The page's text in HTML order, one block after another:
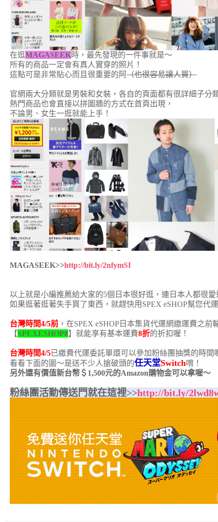
在逛MAGASEEK時，最先發現的一件事就是～
所有的商品一定會有真人實穿的照片！
這點可是非常貼心而且很重要的阿 （也很容易讓人買）
官網兩大分類就是男裝和女裝，各自的頁面都有很詳細子分
熱門商品也會直接以拼圖牆的方式在首頁出現，
不論男、女生一逛就能上手！
MAGASEEK>>http://bit.ly/2nfymSI
以上就是小編推薦給大家的5個日本很好逛，連日本人都很
如果逛著逛著失手買了東西，就趕快用SPEX eSHOP幫您代
台灣時間4/5前 ，在SPEX eSHOP日本集貨代運網繳運費之前
【SPEXESHOP8】就能享有基本運費8折的折扣喔！
台灣時間4/5已繳費代運委託單還可以參加粉絲團抽獎的時間
看看下面的圖～是送不少人搶破頭的任天堂Switch唷！
另外還有價值新台幣＄1,500元的Amazon購物金可以拿喔～
粉絲團活動傳送門就在這裡>>http://bit.ly/